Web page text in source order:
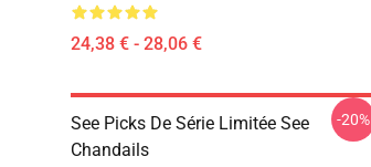
24,38 € - 28,06 €
See Picks De Série Limitée See
Chandails
-20%